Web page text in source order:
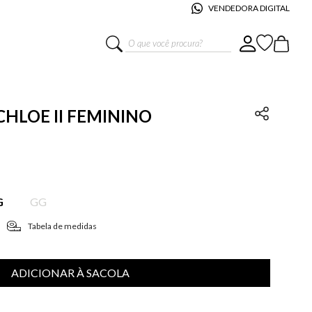
VENDEDORA DIGITAL
O que você procura?
II FEMININO
GG
Tabela de medidas
ADICIONAR À SACOLA